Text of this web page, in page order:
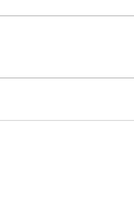
R7